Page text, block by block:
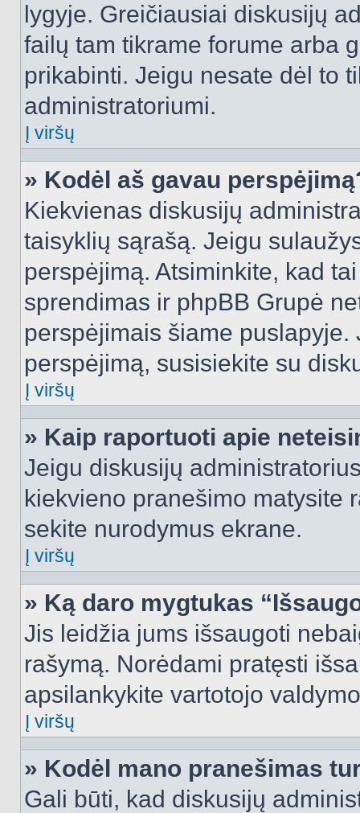
lygyje. Greičiausiai diskusijų
failų tam tikrame forume arba
prikabinti. Jeigu nesate dėl to
administratoriumi.
Į viršų
» Kodėl aš gavau
Kiekvienas diskusijų
taisyklių sąrašą. Jeigu
perspėjimą. Atsiminkite, kad
sprendimas ir phpBB Grupė
perspėjimais šiame
perspėjimą, susisiekite su
Į viršų
» Kaip raportuoti apie
Jeigu diskusijų
kiekvieno pranešimo matysite
sekite nurodymus ekrane.
Į viršų
» Ką daro mygtukas
Jis leidžia jums išsaugoti
rašymą. Norėdami pratęsti
apsilankykite vartotojo
Į viršų
» Kodėl mano pranešimas
Gali būti, kad diskusijų